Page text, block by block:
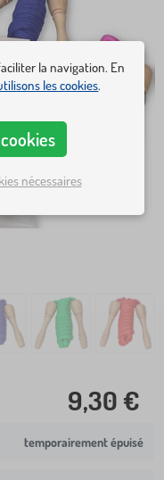
9,30 €
temporairement épuisé
la navigation. En
les cookies.
nécessaires